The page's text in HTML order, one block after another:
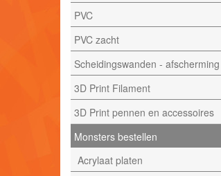
PVC
PVC zacht
Scheidingswanden - afscherming
3D Print Filament
3D Print pennen en accessoires
Monsters bestellen
Acrylaat platen